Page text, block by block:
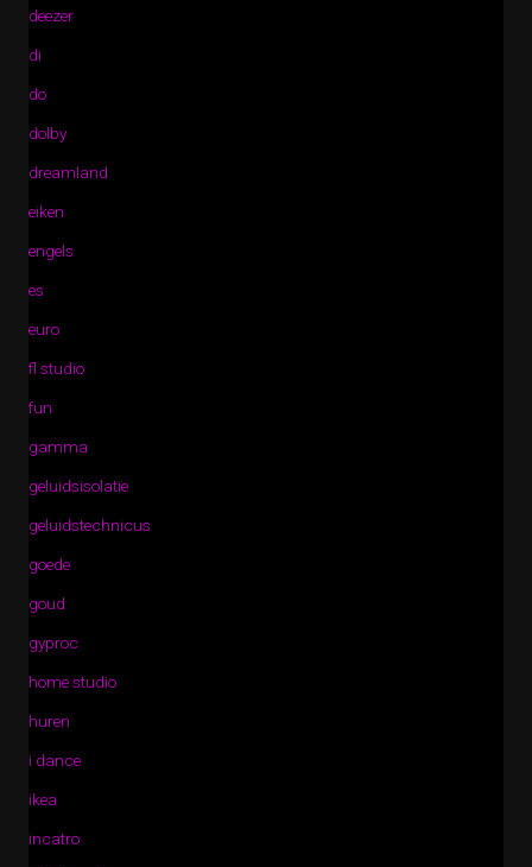
deezer
di
do
dolby
dreamland
eiken
engels
es
euro
fl studio
fun
gamma
geluidsisolatie
geluidstechnicus
goede
goud
gyproc
home studio
huren
i dance
ikea
incatro